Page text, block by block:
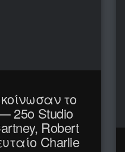
το
25ο Studio
Robert
Charlie